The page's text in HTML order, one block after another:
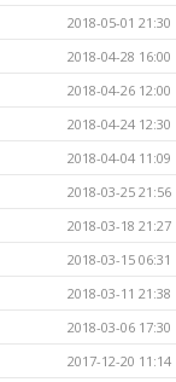
2018-05-01 21:30
2018-04-28 16:00
2018-04-26 12:00
2018-04-24 12:30
2018-04-04 11:09
2018-03-25 21:56
2018-03-18 21:27
2018-03-15 06:31
2018-03-11 21:38
2018-03-06 17:30
2017-12-20 11:14